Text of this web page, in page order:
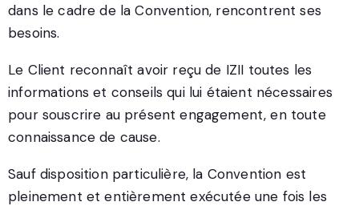
dans le cadre de la Convention, rencontrent ses
besoins.
Le Client reconnaît avoir reçu de IZII toutes les
informations et conseils qui lui étaient nécessaires
pour souscrire au présent engagement, en toute
connaissance de cause.
Sauf disposition particulière, la Convention est
pleinement et entièrement exécutée une fois les